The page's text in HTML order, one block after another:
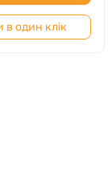
в один клік